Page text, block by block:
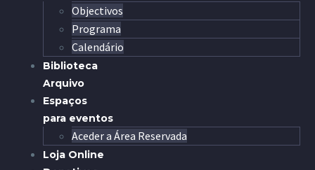
Objectivos
Programa
Calendário
Biblioteca
Arquivo
Espaços
para eventos
Aceder a Área Reservada
Loja Online